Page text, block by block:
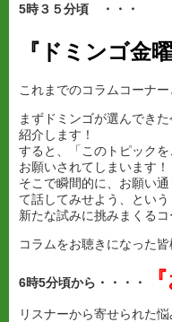
5時３５分頃 ・・・
『ドミンゴ金曜
これまでのコラムコーナ
まずドミンゴが選んでき
紹介します！
すると、「このトピック
お願いされてしまいます！
そこで瞬間的に、お願い
て話してみせよう、という
新たな試みに挑みまくるコ
コラムをお聴きになった
6時5分頃から・・・・ 『
リスナーから寄せられた